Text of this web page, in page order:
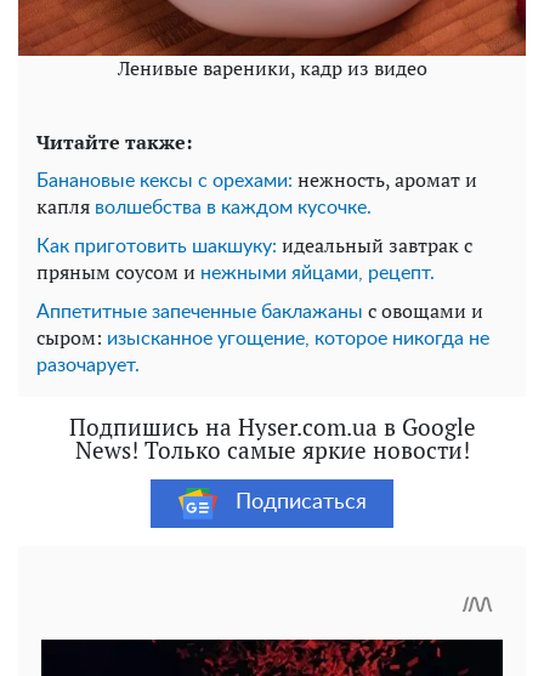
Ленивые вареники, кадр из видео
Читайте также:
Банановые кексы с орехами: нежность, аромат и
капля волшебства в каждом кусочке.
Как приготовить шакшуку: идеальный завтрак с
пряным соусом и нежными яйцами, рецепт.
Аппетитные запеченные баклажаны с овощами и
сыром: изысканное угощение, которое никогда не
разочарует.
Подпишись на Hyser.com.ua в Google
News! Только самые яркие новости!
Подписаться